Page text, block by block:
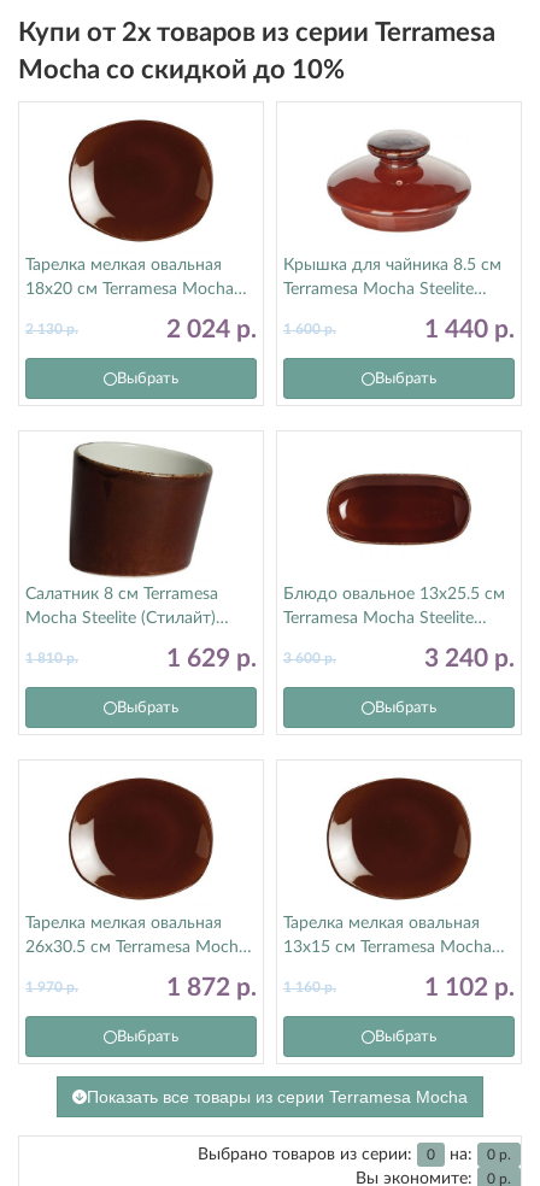
Купи от 2х товаров из серии Terramesa
Mocha со скидкой до 10%
Тарелка мелкая овальная
18х20 см Terramesa Mocha
2 024 р.
2 130р.
Выбрать
Крышка для чайника 8.5 см
Terramesa Mocha Steelite
1 440 р.
1 600р.
Выбрать
Салатник 8 см Terramesa
Mocha Steelite (Стилайт)
1 629 р.
1 810р.
Выбрать
Блюдо овальное 13х25.5 см
Terramesa Mocha Steelite
3 240 р.
3 600р.
Выбрать
Тарелка мелкая овальная
26х30.5 см Terramesa Mocha
1 872 р.
1 970р.
Выбрать
Тарелка мелкая овальная
13х15 см Terramesa Mocha
1 102 р.
1 160р.
Выбрать
Показать все товары из серии Terramesa Mocha
Выбрано товаров из серии: 0 на: 0 р.
Вы экономите: 0 р.